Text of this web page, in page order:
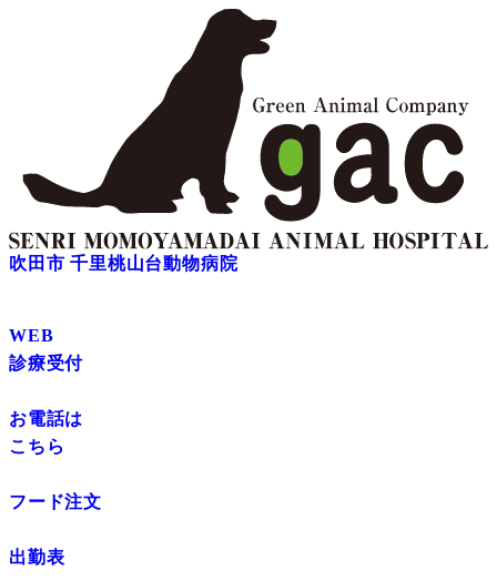
吹田市 千里桃山台動物病院
WEB
診療受付
お電話は
こちら
フード注文
出勤表